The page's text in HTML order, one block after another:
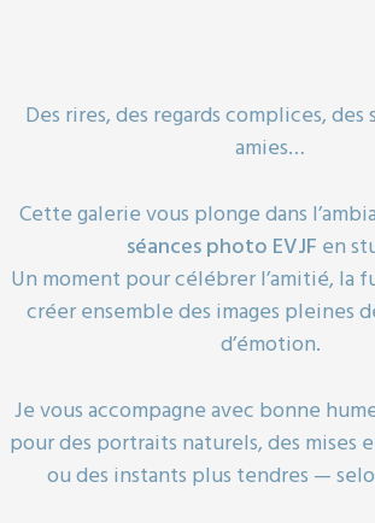
Des rires, des regards complices,
amies…
Cette galerie vous plonge dans
séances photo EVJF en
Un moment pour célébrer l’amitié, la
créer ensemble des images pleines
d’émotion.
Je vous accompagne avec bonne
pour des portraits naturels, des mises
ou des instants plus tendres —